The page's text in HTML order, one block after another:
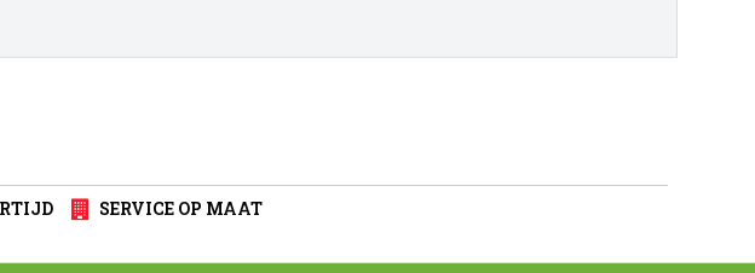
SERVICE OP MAAT